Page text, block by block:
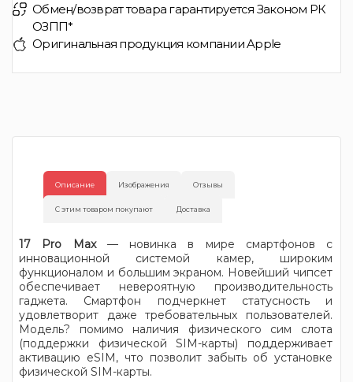
Обмен/возврат товара гарантируется Законом РК
ОЗПП*
Оригинальная продукция компании Apple
Описание Изображения Отзывы
С этим товаром покупают Доставка
17 Pro Max— новинка в мире смартфонов с
инновационной системой камер, широким
функционалом и большим экраном. Новейший чипсет
обеспечивает невероятную производительность
гаджета. Смартфон подчеркнет статусность и
удовлетворит даже требовательных пользователей.
Модель? помимо наличия физического сим слота
(поддержки физической SIM-карты) поддерживает
активацию eSIM, что позволит забыть об установке
физической SIM-карты.